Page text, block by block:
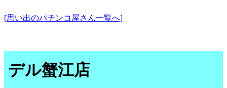
[思い出のパチンコ屋さん一覧へ]
デル蟹江店